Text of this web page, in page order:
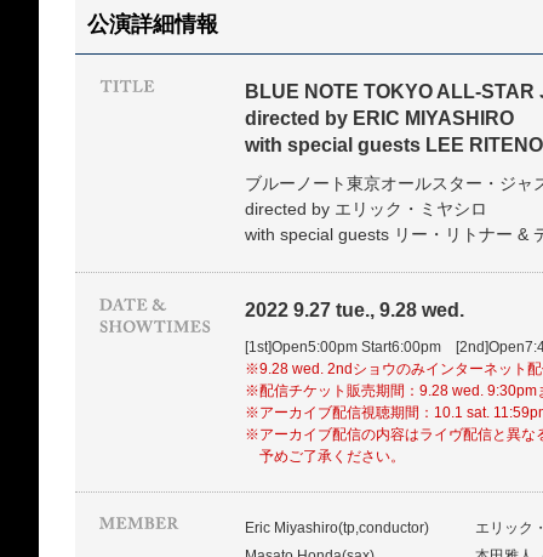
公演詳細情報
BLUE NOTE TOKYO ALL-
directed by ERIC MIYASHIRO
with special guests LEE
ブルーノート東京オールスター・ジャ
directed by エリック・ミヤシロ
with special guests リー・リトナー &
2022 9.27 tue., 9.28 wed.
[1st]Open5:00pm Start6:00pm
※9.28 wed. 2ndショウのみインターネット
※配信チケット販売期間：9.28 wed. 9:30pm
※アーカイブ配信視聴期間：10.1 sat.
※アーカイブ配信の内容はライヴ配信と異な
予めご了承ください。
Eric Miyashiro(tp,conductor)
エリック